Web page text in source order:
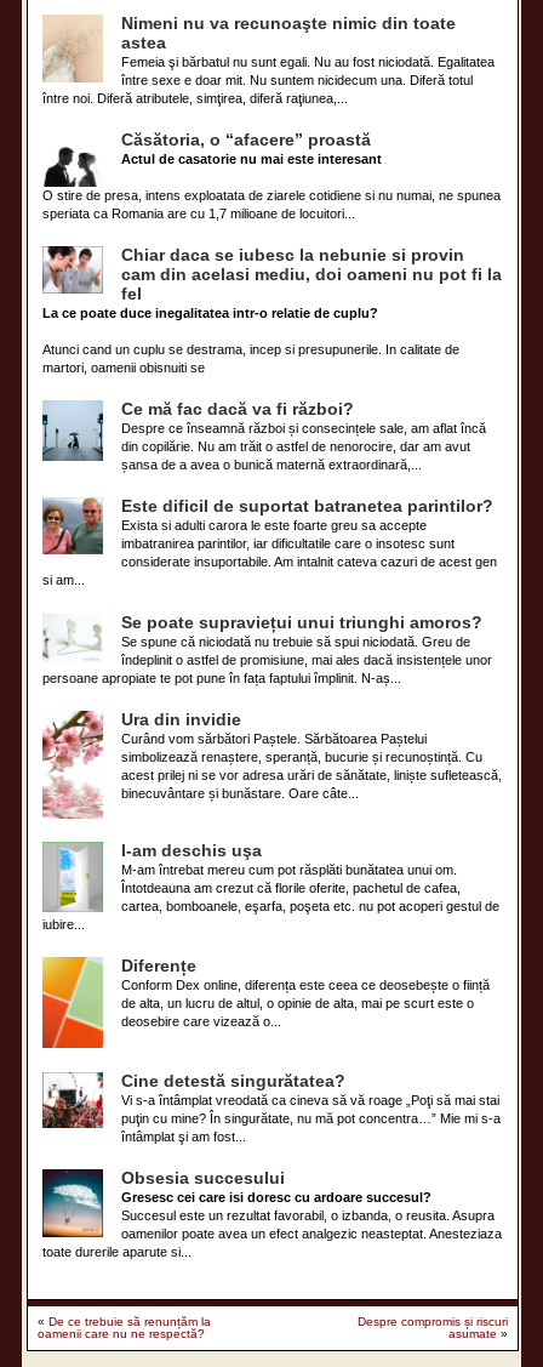
Nimeni nu va recunoaşte nimic din toate
astea
Femeia şi bărbatul nu sunt egali. Nu au fost niciodată. Egalitatea
între sexe e doar mit. Nu suntem nicidecum una. Diferă totul
între noi. Diferă atributele, simţirea, diferă raţiunea,...
Căsătoria, o “afacere” proastă
Actul de casatorie nu mai este interesant
O stire de presa, intens exploatata de ziarele cotidiene si nu numai, ne spunea
speriata ca Romania are cu 1,7 milioane de locuitori...
Chiar daca se iubesc la nebunie si provin
cam din acelasi mediu, doi oameni nu pot fi la
fel
La ce poate duce inegalitatea intr-o relatie de cuplu?
Atunci cand un cuplu se destrama, incep si presupunerile. In calitate de
martori, oamenii obisnuiti se
Ce mă fac dacă va fi război?
Despre ce înseamnă război și consecințele sale, am aflat încă
din copilărie. Nu am trăit o astfel de nenorocire, dar am avut
șansa de a avea o bunică maternă extraordinară,...
Este dificil de suportat batranetea parintilor?
Exista si adulti carora le este foarte greu sa accepte
imbatranirea parintilor, iar dificultatile care o insotesc sunt
considerate insuportabile. Am intalnit cateva cazuri de acest gen
si am...
Se poate supraviețui unui triunghi amoros?
Se spune că niciodată nu trebuie să spui niciodată. Greu de
îndeplinit o astfel de promisiune, mai ales dacă insistențele unor
persoane apropiate te pot pune în fața faptului împlinit. N-aș...
Ura din invidie
Curând vom sărbători Paștele. Sărbătoarea Paștelui
simbolizează renaștere, speranță, bucurie și recunoștință. Cu
acest prilej ni se vor adresa urări de sănătate, liniște sufletească,
binecuvântare și bunăstare. Oare câte...
I-am deschis uşa
M-am întrebat mereu cum pot răsplăti bunătatea unui om.
Întotdeauna am crezut că florile oferite, pachetul de cafea,
cartea, bomboanele, eşarfa, poşeta etc. nu pot acoperi gestul de
iubire...
Diferențe
Conform Dex online, diferența este ceea ce deosebește o ființă
de alta, un lucru de altul, o opinie de alta, mai pe scurt este o
deosebire care vizează o...
Cine detestă singurătatea?
Vi s-a întâmplat vreodată ca cineva să vă roage „Poţi să mai stai
puţin cu mine? În singurătate, nu mă pot concentra…” Mie mi s-a
întâmplat şi am fost...
Obsesia succesului
Gresesc cei care isi doresc cu ardoare succesul?
Succesul este un rezultat favorabil, o izbanda, o reusita. Asupra
oamenilor poate avea un efect analgezic neasteptat. Anesteziaza
toate durerile aparute si...
«De ce trebuie să renunțăm la
oamenii care nu ne respectă?
Despre compromis și riscuri
asumate »